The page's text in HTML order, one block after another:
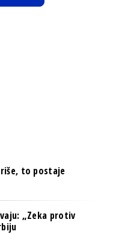
to postaje
„Zeka protiv